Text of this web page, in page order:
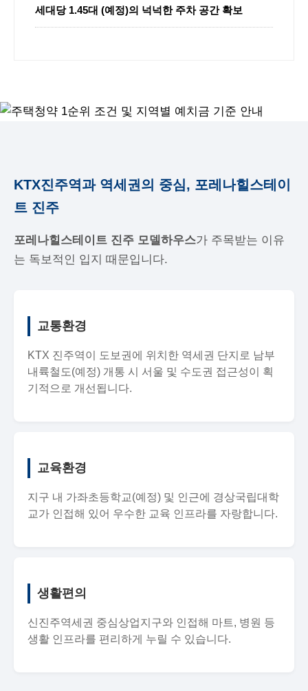
세대당 1.45대 (예정)의 넉넉한 주차 공간 확보
KTX진주역과 역세권의 중심, 포레나힐스테이
트 진주
포레나힐스테이트 진주 모델하우스가 주목받는 이유
는 독보적인 입지 때문입니다.
교통환경
KTX 진주역이 도보권에 위치한 역세권 단지로 남부
내륙철도(예정) 개통 시 서울 및 수도권 접근성이 획
기적으로 개선됩니다.
교육환경
지구 내 가좌초등학교(예정) 및 인근에 경상국립대학
교가 인접해 있어 우수한 교육 인프라를 자랑합니다.
생활편의
신진주역세권 중심상업지구와 인접해 마트, 병원 등
생활 인프라를 편리하게 누릴 수 있습니다.